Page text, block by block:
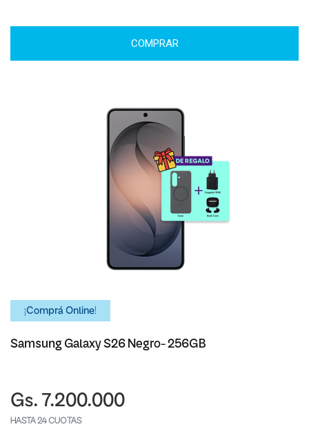
COMPRAR
¡Comprá Online!
Samsung Galaxy S26 Negro- 256GB
Gs. 7.200.000
HASTA 24 CUOTAS